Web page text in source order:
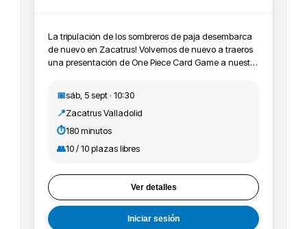
La tripulación de los sombreros de paja desembarca
de nuevo en Zacatrus! Volvemos de nuevo a traeros
una presentación de One Piece Card Game a nuestra
nosotros. ¡Te esperamos Nakama!
IMPORTANTE:Recordamos que todos los eventos de
One Piece Card Game deben estar registrados en
participantes que se apunten crearse cuenta y
📅sáb, 5 sept · 10:30
📍Zacatrus Valladolid
⏱️180 minutos
👥10 / 10 plazas libres
Ver detalles
Iniciar sesión